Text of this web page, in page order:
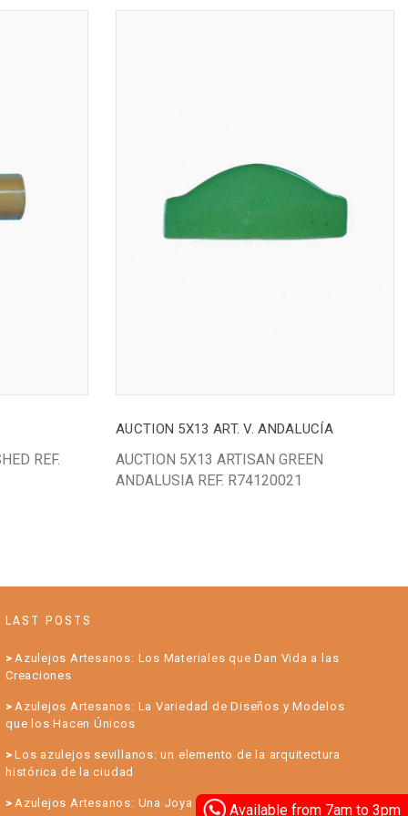
Available from 7am to 3pm
REF.
AUCTION 5X13 ART. V. ANDALUCÍA
AUCTION 5X13 ARTISAN GREEN
ANDALUSIA REF. R74120021
LAST POSTS
Azulejos Artesanos: Los Materiales que Dan Vida a las
Creaciones
Azulejos Artesanos: La Variedad de Diseños y Modelos
que los Hacen Únicos
Los azulejos sevillanos: un elemento de la arquitectura
histórica de la ciudad
Azulejos Artesanos: Una Joya para su Hogar